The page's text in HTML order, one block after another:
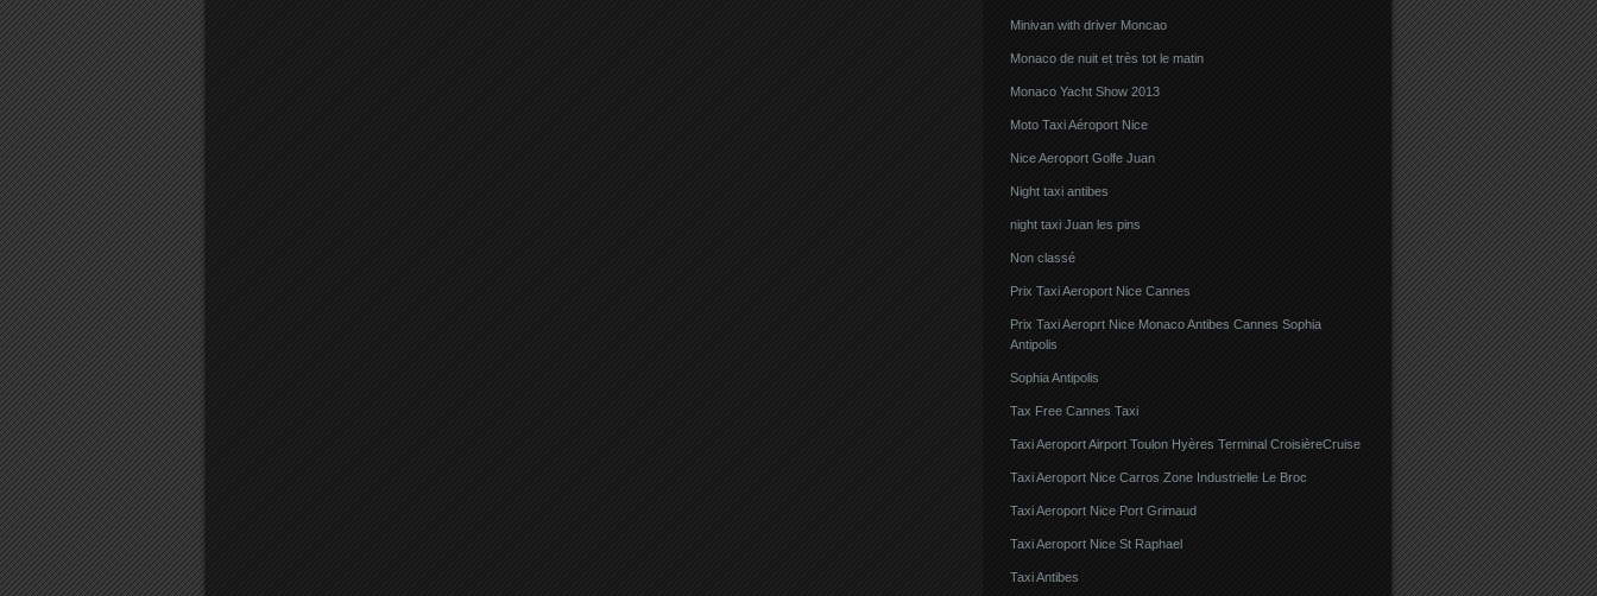
Minivan with driver Moncao
Monaco de nuit et très tot le matin
Monaco Yacht Show 2013
Moto Taxi Aéroport Nice
Nice Aeroport Golfe Juan
Night taxi antibes
night taxi Juan les pins
Non classé
Prix Taxi Aeroport Nice Cannes
Prix Taxi Aeroprt Nice Monaco Antibes Cannes Sophia
Antipolis
Sophia Antipolis
Tax Free Cannes Taxi
Taxi Aeroport Airport Toulon Hyères Terminal CroisièreCruise
Taxi Aeroport Nice Carros Zone Industrielle Le Broc
Taxi Aeroport Nice Port Grimaud
Taxi Aeroport Nice St Raphael
Taxi Antibes